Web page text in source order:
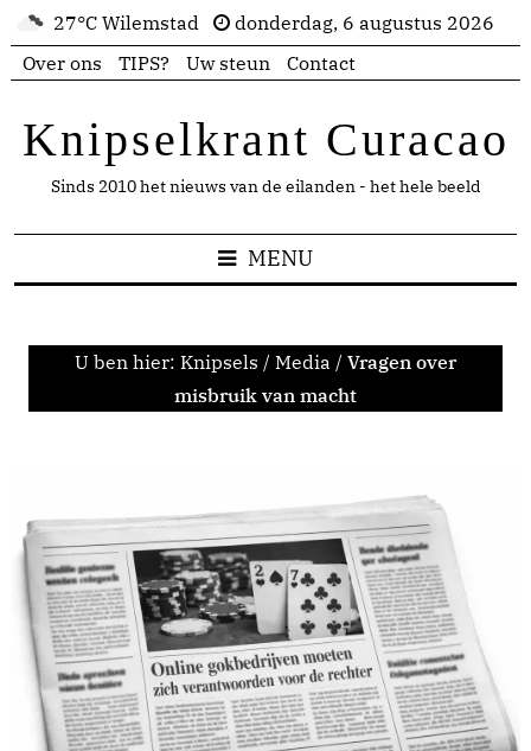
27°C Wilemstad
donderdag, 6 augustus 2026
Over ons
TIPS? Uw steun Contact
Knipselkrant Curacao
Sinds 2010 het nieuws van de eilanden - het hele beeld
MENU
U ben hier: Knipsels / Media / Vragen over
misbruik van macht